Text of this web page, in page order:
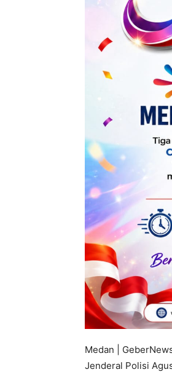
Medan |
Jenderal Polisi